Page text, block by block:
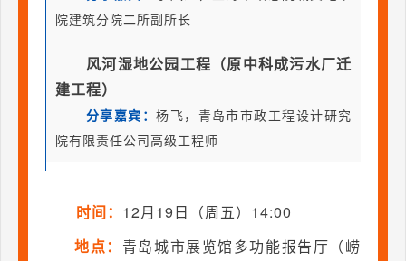
院建筑分院二所副所长
风河湿地公园工程（原中科成污水厂迁
建工程）
分享嘉宾：杨飞，青岛市市政工程设计研究
院有限责任公司高级工程师
时间： 12月19日（周五）14:00
地点： 青岛城市展览馆多功能报告厅（崂